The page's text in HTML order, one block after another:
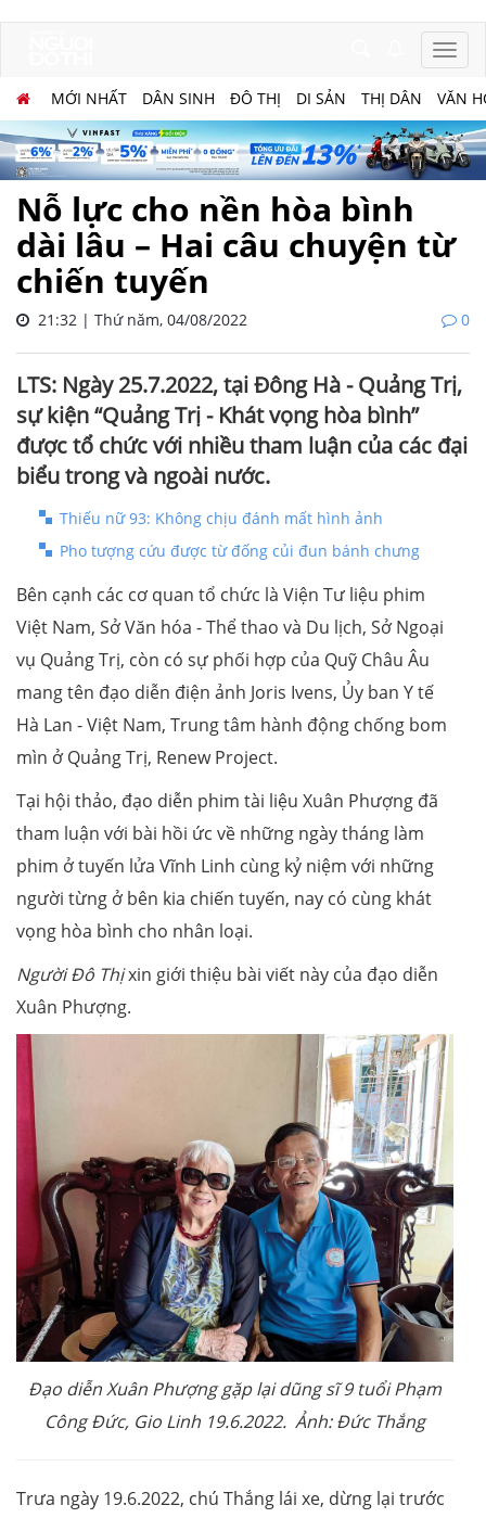
MỚI NHẤT DÂN SINH ĐÔ THỊ DI SẢN THỊ DÂN VĂN
Nỗ lực cho nền hòa bình
dài lâu – Hai câu chuyện từ
chiến tuyến
21:32 | Thứ năm, 04/08/2022 0
LTS: Ngày 25.7.2022, tại Đông Hà - Quảng Trị,
sự kiện “Quảng Trị - Khát vọng hòa bình”
được tổ chức với nhiều tham luận của các đại
biểu trong và ngoài nước.
Thiếu nữ 93: Không chịu đánh mất hình ảnh
Pho tượng cứu được từ đống củi đun bánh chưng
Bên cạnh các cơ quan tổ chức là Viện Tư liệu phim
Việt Nam, Sở Văn hóa - Thể thao và Du lịch, Sở Ngoại
vụ Quảng Trị, còn có sự phối hợp của Quỹ Châu Âu
mang tên đạo diễn điện ảnh Joris Ivens, Ủy ban Y tế
Hà Lan - Việt Nam, Trung tâm hành động chống bom
mìn ở Quảng Trị, Renew Project.
Tại hội thảo, đạo diễn phim tài liệu Xuân Phượng đã
tham luận với bài hồi ức về những ngày tháng làm
phim ở tuyến lửa Vĩnh Linh cùng kỷ niệm với những
người từng ở bên kia chiến tuyến, nay có cùng khát
vọng hòa bình cho nhân loại.
Người Đô Thịxin giới thiệu bài viết này của đạo diễn
Xuân Phượng.
Đạo diễn Xuân Phượng gặp lại dũng sĩ 9 tuổi Phạm
Công Đức, Gio Linh 19.6.2022. Ảnh: Đức Thắng
Trưa ngày 19.6.2022, chú Thắng lái xe, dừng lại trước